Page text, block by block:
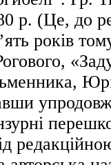
р. (Це, до
років
упродовж